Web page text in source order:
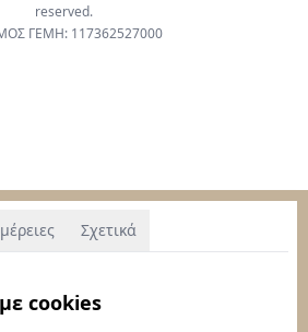
Σχετικά
cookies
reserved.
ΓΕΜΗ: 117362527000